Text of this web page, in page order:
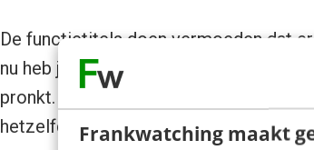
Frankwatching maakt
De functietitels doen vermoeden dat
nu heb je een ere-titel. Een
pronkt. ‘Want er zijn gewone
hetzelfde, maar dan met meer credits.